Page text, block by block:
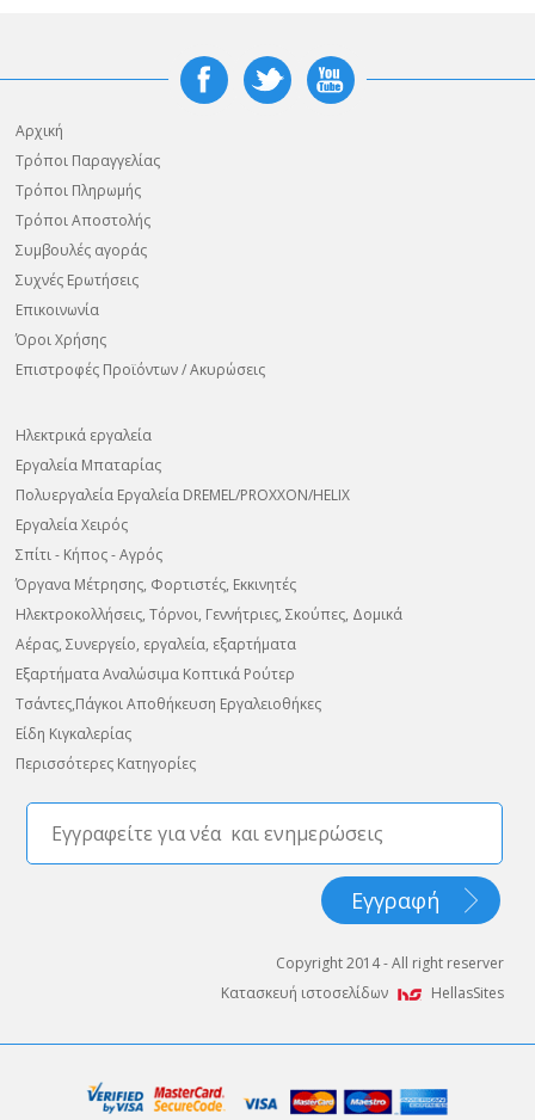
Αρχική
Τρόποι Παραγγελίας
Τρόποι Πληρωμής
Τρόποι Αποστολής
Συμβουλές αγοράς
Συχνές Ερωτήσεις
Επικοινωνία
Όροι Χρήσης
Επιστροφές Προϊόντων / Ακυρώσεις
Ηλεκτρικά εργαλεία
Εργαλεία Μπαταρίας
Πολυεργαλεία Εργαλεία DREMEL/PROXXON/HELIX
Εργαλεία Χειρός
Σπίτι - Κήπος - Αγρός
Όργανα Μέτρησης, Φορτιστές, Εκκινητές
Ηλεκτροκολλήσεις, Τόρνοι, Γεννήτριες, Σκούπες, Δομικά
Αέρας, Συνεργείο, εργαλεία, εξαρτήματα
Εξαρτήματα Αναλώσιμα Κοπτικά Ρούτερ
Τσάντες,Πάγκοι Αποθήκευση Εργαλειοθήκες
Είδη Κιγκαλερίας
Περισσότερες Κατηγορίες
Copyright 2014 - All right reserver
Κατασκευή ιστοσελίδων
HellasSites